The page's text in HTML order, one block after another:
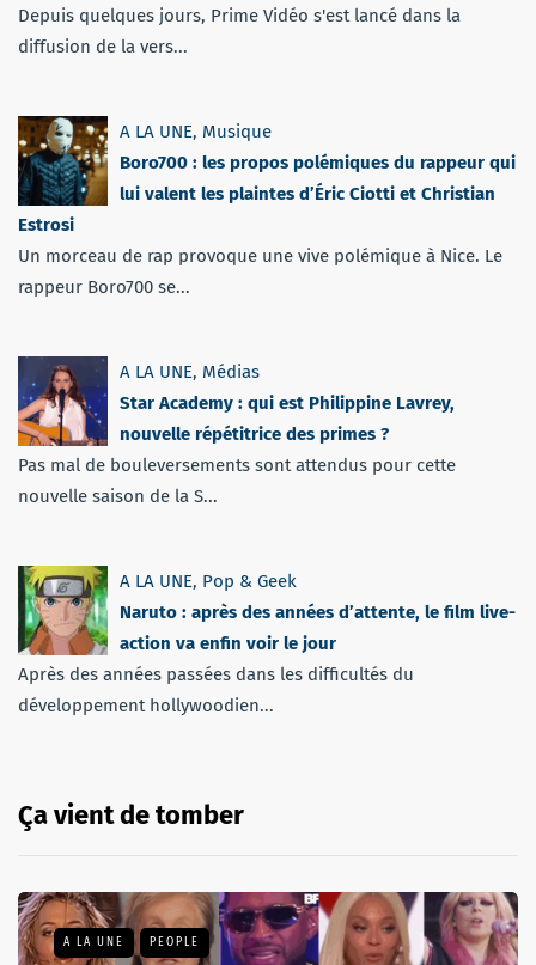
Depuis quelques jours, Prime Vidéo s'est lancé dans la
diffusion de la vers...
A LA UNE, Musique
Boro700 : les propos polémiques du rappeur qui
lui valent les plaintes d’Éric Ciotti et Christian
Estrosi
Un morceau de rap provoque une vive polémique à Nice. Le
rappeur Boro700 se...
A LA UNE, Médias
Star Academy : qui est Philippine Lavrey,
nouvelle répétitrice des primes ?
Pas mal de bouleversements sont attendus pour cette
nouvelle saison de la S...
A LA UNE, Pop & Geek
Naruto : après des années d’attente, le film live-
action va enfin voir le jour
Après des années passées dans les difficultés du
développement hollywoodien...
Ça vient de tomber
A LA UNE PEOPLE